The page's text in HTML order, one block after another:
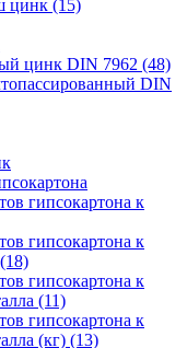
цинк (15)
цинк DIN 7962 (48)
DIN
гипсокартона к
гипсокартона к
(18)
гипсокартона к
(11)
гипсокартона к
(кг) (13)